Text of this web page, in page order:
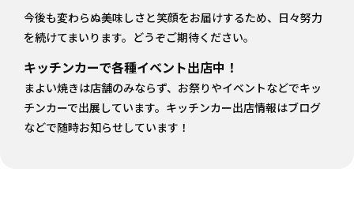
今後も変わらぬ美味しさと笑顔をお届けするため、日々努力
を続けてまいります。どうぞご期待ください。
キッチンカーで各種イベント出店中！
まよい焼きは店舗のみならず、お祭りやイベントなどでキッ
チンカーで出展しています。キッチンカー出店情報はブログ
などで随時お知らせしています！